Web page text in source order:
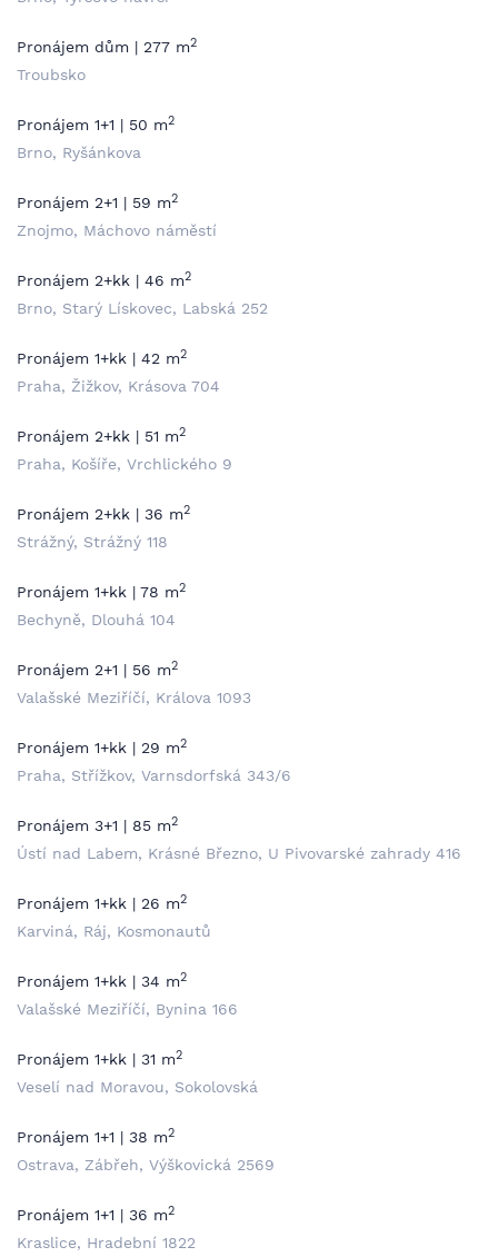
Pronájem dům | 277 m2
Troubsko
Pronájem 1+1 | 50 m2
Brno, Ryšánkova
Pronájem 2+1 | 59 m2
Znojmo, Máchovo náměstí
Pronájem 2+kk | 46 m2
Brno, Starý Lískovec, Labská 252
Pronájem 1+kk | 42 m2
Praha, Žižkov, Krásova 704
Pronájem 2+kk | 51 m2
Praha, Košíře, Vrchlického 9
Pronájem 2+kk | 36 m2
Strážný, Strážný 118
Pronájem 1+kk | 78 m2
Bechyně, Dlouhá 104
Pronájem 2+1 | 56 m2
Valašské Meziříčí, Králova 1093
Pronájem 1+kk | 29 m2
Praha, Střížkov, Varnsdorfská 343/6
Pronájem 3+1 | 85 m2
Ústí nad Labem, Krásné Březno, U Pivovarské zahrady 416
Pronájem 1+kk | 26 m2
Karviná, Ráj, Kosmonautů
Pronájem 1+kk | 34 m2
Valašské Meziříčí, Bynina 166
Pronájem 1+kk | 31 m2
Veselí nad Moravou, Sokolovská
Pronájem 1+1 | 38 m2
Ostrava, Zábřeh, Výškovická 2569
Pronájem 1+1 | 36 m2
Kraslice, Hradební 1822